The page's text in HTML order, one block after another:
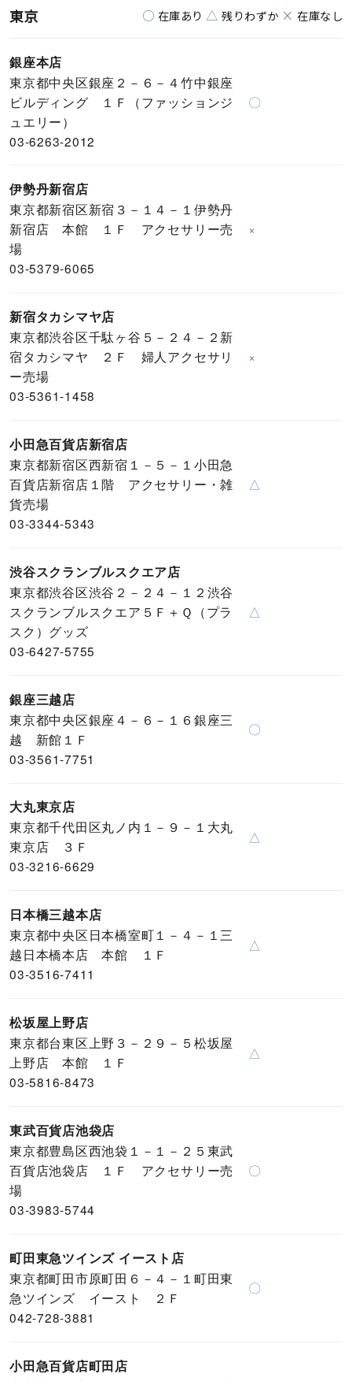
○ 在庫あり △ 残りわずか × 在庫なし
東京
銀座本店
東京都中央区銀座２－６－４竹中銀座
ビルディング １Ｆ（ファッションジ
ュエリー）
03-6263-2012
〇
伊勢丹新宿店
東京都新宿区新宿３－１４－１伊勢丹
新宿店 本館 １Ｆ アクセサリー売
場
03-5379-6065
×
新宿タカシマヤ店
東京都渋谷区千駄ヶ谷５－２４－２新
宿タカシマヤ ２Ｆ 婦人アクセサリ
ー売場
03-5361-1458
×
小田急百貨店新宿店
東京都新宿区西新宿１－５－１小田急
百貨店新宿店１階 アクセサリー・雑
貨売場
03-3344-5343
△
渋谷スクランブルスクエア店
東京都渋谷区渋谷２－２４－１２渋谷
スクランブルスクエア５Ｆ＋Ｑ（プラ
スク）グッズ
03-6427-5755
△
銀座三越店
東京都中央区銀座４－６－１６銀座三
越 新館１Ｆ
03-3561-7751
〇
大丸東京店
東京都千代田区丸ノ内１－９－１大丸
東京店 ３Ｆ
03-3216-6629
△
日本橋三越本店
東京都中央区日本橋室町１－４－１三
越日本橋本店 本館 １Ｆ
03-3516-7411
△
松坂屋上野店
東京都台東区上野３－２９－５松坂屋
上野店 本館 １Ｆ
03-5816-8473
△
東武百貨店池袋店
東京都豊島区西池袋１－１－２５東武
百貨店池袋店 １Ｆ アクセサリー売
場
03-3983-5744
〇
町田東急ツインズ イースト店
東京都町田市原町田６－４－１町田東
急ツインズ イースト ２Ｆ
042-728-3881
〇
小田急百貨店町田店